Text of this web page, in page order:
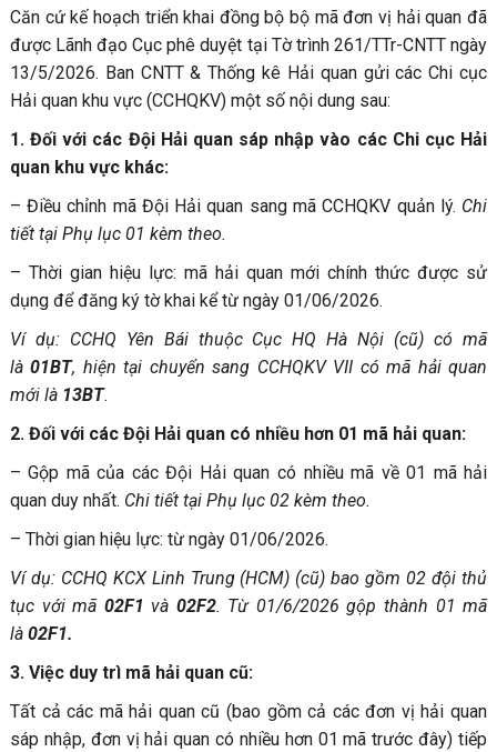
Căn cứ kế hoạch triển khai đồng bộ bộ mã đơn vị hải quan đã
được Lãnh đạo Cục phê duyệt tại Tờ trình 261/TTr-CNTT ngày
13/5/2026. Ban CNTT & Thống kê Hải quan gửi các Chi cục
Hải quan khu vực (CCHQKV) một số nội dung sau:
1. Đối với các Đội Hải quan sáp nhập vào các Chi cục Hải
quan khu vực khác:
– Điều chỉnh mã Đội Hải quan sang mã CCHQKV quản lý. Chi
tiết tại Phụ lục 01 kèm theo.
– Thời gian hiệu lực: mã hải quan mới chính thức được sử
dụng để đăng ký tờ khai kể từ ngày 01/06/2026.
Ví dụ: CCHQ Yên Bái thuộc Cục HQ Hà Nội (cũ) có mã
là01BT, hiện tại chuyển sang CCHQKV VII có mã hải quan
mới là 13BT.
2. Đối với các Đội Hải quan có nhiều hơn 01 mã hải quan:
– Gộp mã của các Đội Hải quan có nhiều mã về 01 mã hải
quan duy nhất. Chi tiết tại Phụ lục 02 kèm theo.
– Thời gian hiệu lực: từ ngày 01/06/2026.
Ví dụ: CCHQ KCX Linh Trung (HCM) (cũ) bao gồm 02 đội thủ
tục với mã 02F1 và 02F2. Từ 01/6/2026 gộp thành 01 mã
là 02F1.
3. Việc duy trì mã hải quan cũ:
Tất cả các mã hải quan cũ (bao gồm cả các đơn vị hải quan
sáp nhập, đơn vị hải quan có nhiều hơn 01 mã trước đây) tiếp